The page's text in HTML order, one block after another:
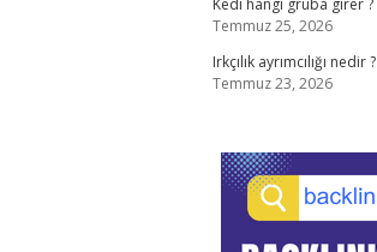
Kedi hangi gruba girer ?
Temmuz 25, 2026
Irkçılık ayrımcılığı nedir ?
Temmuz 23, 2026